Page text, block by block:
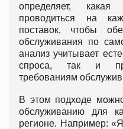
определяет, какая
проводиться на
поставок, чтобы
обслуживания по
анализ учитывает
спроса, так и
требованиям
В этом подходе
обслуживанию для
регионе. Например: